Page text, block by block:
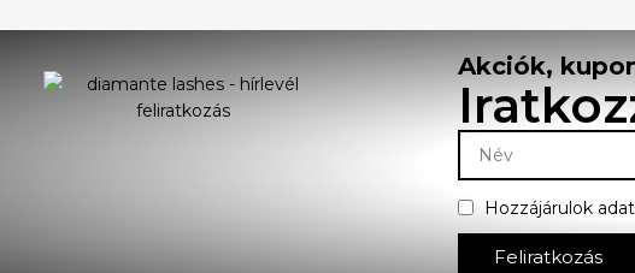
Akciók,
Hozzájárulok
Feliratkozás